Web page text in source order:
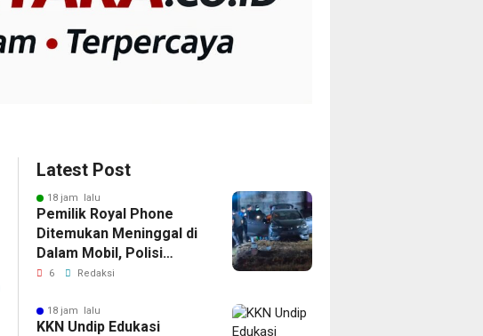
Latest Post
18 jam lalu
Pemilik Royal Phone
Ditemukan Meninggal di
Dalam Mobil, Polisi
Selidiki Dugaan
Pencurian
6 Redaksi
18 jam lalu
KKN Undip Edukasi